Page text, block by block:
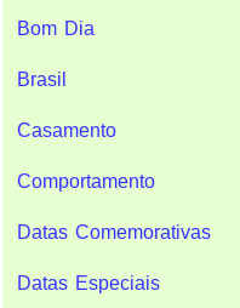
Bom Dia
Brasil
Casamento
Comportamento
Datas Comemorativas
Datas Especiais